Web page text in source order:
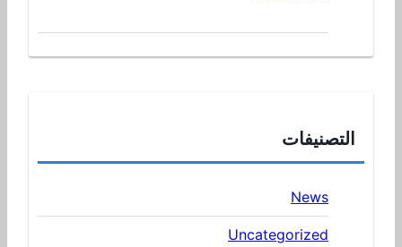
التصنيفات
News
Uncategorized